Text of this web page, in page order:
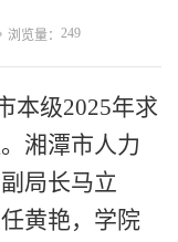
浏览量： 249
本级2025年求
湘潭市人力
局长马立
黄艳， 学院